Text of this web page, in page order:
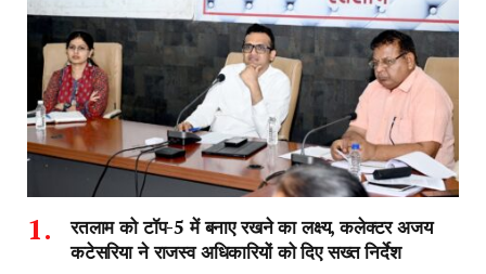
रतलाम को टॉप-5 में बनाए रखने का लक्ष्य, कलेक्टर अजय
कटेसरिया ने राजस्व अधिकारियों को दिए सख्त निर्देश